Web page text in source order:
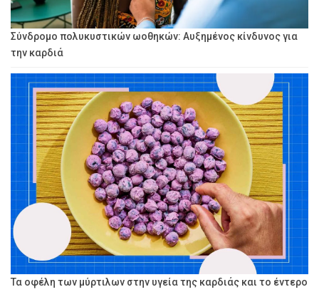
Σύνδρομο πολυκυστικών ωοθηκών: Αυξημένος κίνδυνος για
την καρδιά
Τα οφέλη των μύρτιλων στην υγεία της καρδιάς και το έντερο